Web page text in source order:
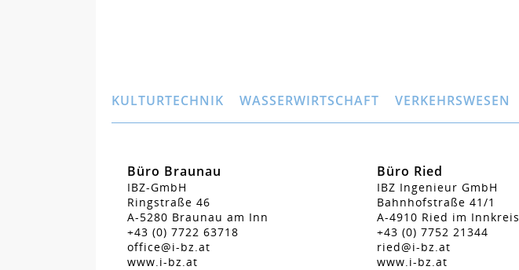
KULTURTECHNIK WASSERWIRTSCHAFT VERKEHRSWESEN
Büro Braunau
IBZ-GmbH
Ringstraße 46
A-5280 Braunau am Inn
+43 (0) 7722 63718
office@i-bz.at
www.i-bz.at
Büro Ried
IBZ Ingenieur GmbH
Bahnhofstraße 41/1
A-4910 Ried im Innkreis
+43 (0) 7752 21344
ried@i-bz.at
www.i-bz.at